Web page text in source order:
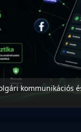
kommunikációs